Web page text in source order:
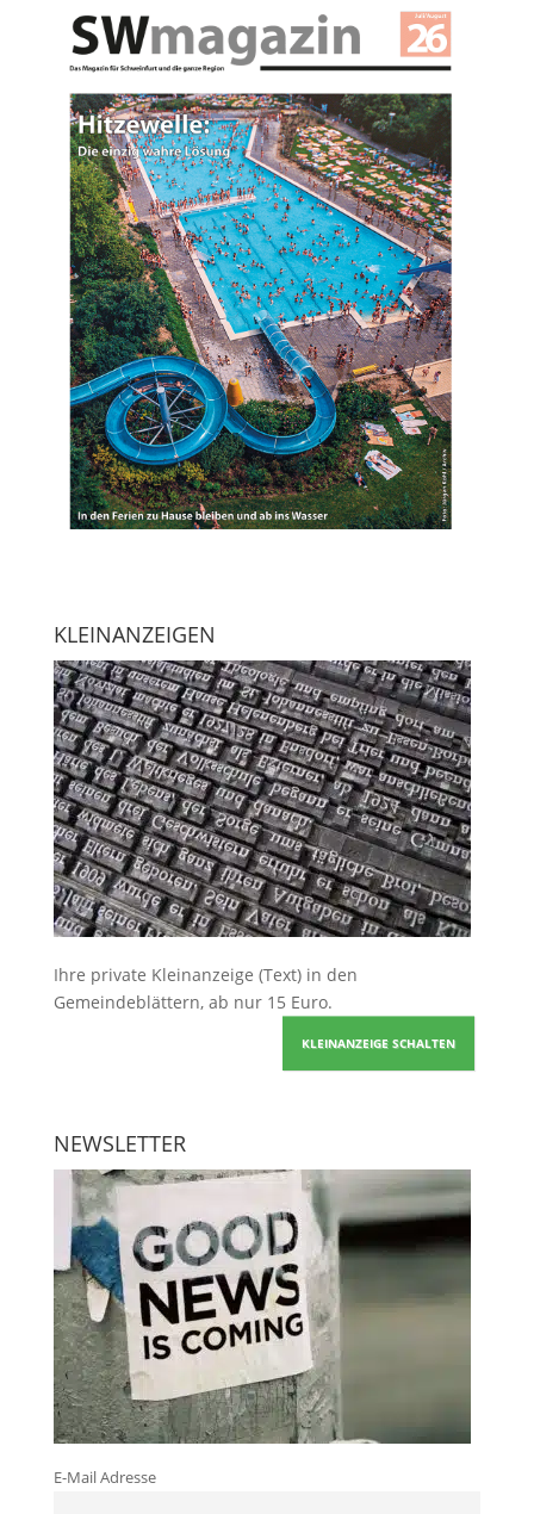
KLEINANZEIGEN
Ihre private Kleinanzeige (Text) in den
Gemeindeblättern, ab nur 15 Euro.
KLEINANZEIGE SCHALTEN
NEWSLETTER
E-Mail Adresse